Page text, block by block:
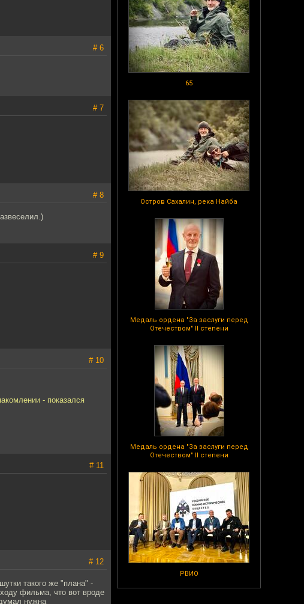
65
Остров Сахалин, река Найба
Медаль ордена "За заслуги перед
Отечеством" II степени
Медаль ордена "За заслуги перед
Отечеством" II степени
РВИО
# 6
# 7
# 8
# 9
# 10
- показался
# 11
# 12
такого же "плана" -
фильма, что вот вроде
нужна